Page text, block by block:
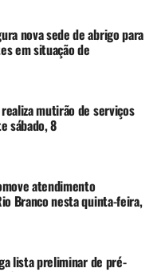
de estabilidade.
de lenta elevação,
ao longo do dia.
do Sul e Rio
e lenta
entre
mantendo os níveis
– Tendência
para cota de alerta
nova sede de abrigo para
em situação de
mutirão de serviços
sábado, 8
atendimento
Branco nesta quinta-feira,
lista preliminar de pré-